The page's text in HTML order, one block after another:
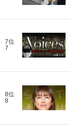
7位
7
8位
8